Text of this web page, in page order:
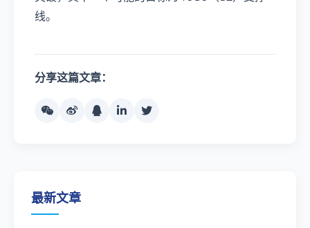
线。
分享这篇文章：
最新文章